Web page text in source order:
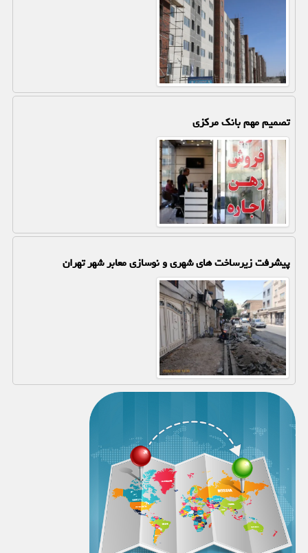
تصمیم مهم بانک مرکزی
پیشرفت زیرساخت های شهری و نوسازی معابر شهر تهران